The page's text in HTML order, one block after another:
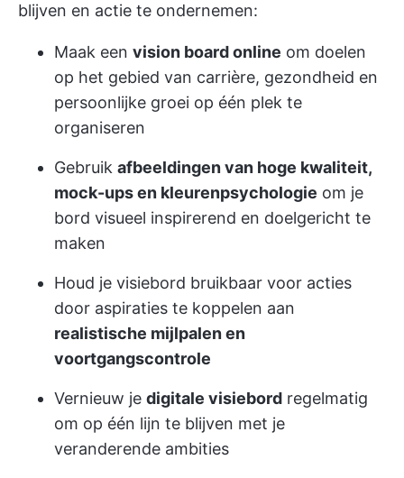
blijven en actie te ondernemen:
Maak een vision board online om doelen
op het gebied van carrière, gezondheid en
persoonlijke groei op één plek te
organiseren
Gebruik afbeeldingen van hoge kwaliteit,
mock-ups en kleurenpsychologie om je
bord visueel inspirerend en doelgericht te
maken
Houd je visiebord bruikbaar voor acties
door aspiraties te koppelen aan
realistische mijlpalen en
voortgangscontrole
Vernieuw je digitale visiebord regelmatig
om op één lijn te blijven met je
veranderende ambities